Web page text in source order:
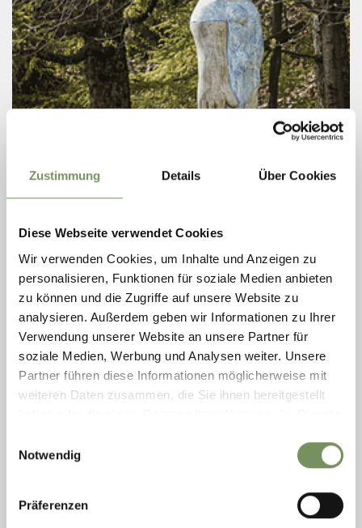
Zustimmung Details Über Cookies
Diese Webseite verwendet Cookies
Wir verwenden Cookies, um Inhalte und Anzeigen zu
personalisieren, Funktionen für soziale Medien anbieten
zu können und die Zugriffe auf unsere Website zu
analysieren. Außerdem geben wir Informationen zu Ihrer
Verwendung unserer Website an unsere Partner für
soziale Medien, Werbung und Analysen weiter. Unsere
Partner führen diese Informationen möglicherweise mit
weiteren Daten zusammen, die Sie ihnen bereitgestellt
Notwendig
Präferenzen
Freitag
14
09:30
"FRAUEN" AM KRÄNZELHOF
Die heurige Kunstausstellung ist dem Thema "FRAUEN"
gewidmet. In den Gärten des Kränzelhofs finden sich heuer
Kunstwerke und Skulpturen von 15 nationalen und internationelen
Künstlern. Künstler: Otto ...
MEHR LESEN